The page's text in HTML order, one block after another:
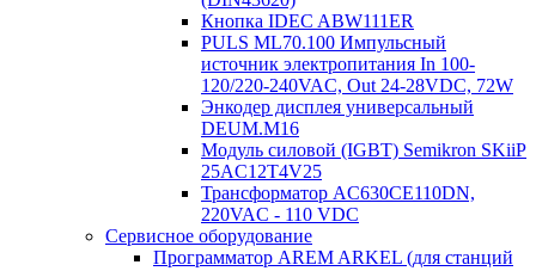
Кнопка IDEC ABW111ER
PULS ML70.100 Импульсный
источник электропитания In 100-
120/220-240VAC, Out 24-28VDC, 72W
Энкодер дисплея универсальный
DEUM.M16
Модуль силовой (IGBT) Semikron SKiiP
25AC12T4V25
Трансформатор AC630CE110DN,
220VAC - 110 VDC
Сервисное оборудование
Программатор AREM ARKEL (для станций